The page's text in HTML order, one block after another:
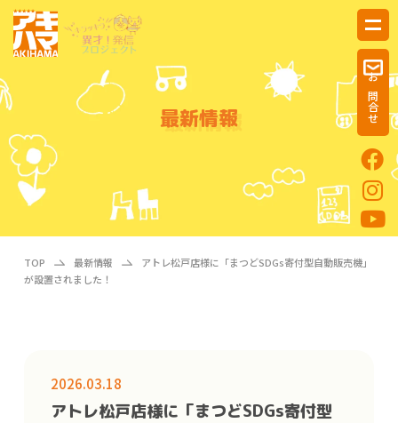
お問合せ
最新情報
TOP 最新情報
アトレ松戸店様に「まつどSDGs寄付型自動販売機」
が設置されました！
2026.03.18
アトレ松戸店様に「まつどSDGs寄付型